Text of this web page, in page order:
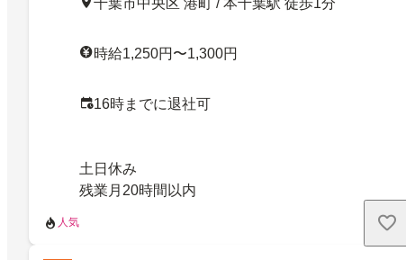
時給1,250円〜1,300円
16時までに退社可
土日休み
残業月20時間以内
人気